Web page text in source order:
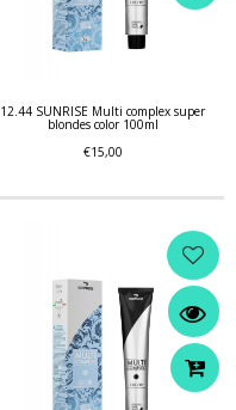
12.44 SUNRISE Multi complex super
blondes color 100ml
€15,00